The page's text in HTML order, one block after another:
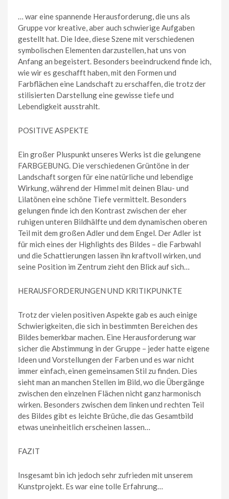
… war eine spannende Herausforderung, die uns als
Gruppe vor kreative, aber auch schwierige Aufgaben
gestellt hat. Die Idee, diese Szene mit verschiedenen
symbolischen Elementen darzustellen, hat uns von
Anfang an begeistert. Besonders beeindruckend finde ich,
wie wir es geschafft haben, mit den Formen und
Farbflächen eine Landschaft zu erschaffen, die trotz der
stilisierten Darstellung eine gewisse tiefe und
Lebendigkeit ausstrahlt.
POSITIVE ASPEKTE
Ein großer Pluspunkt unseres Werks ist die gelungene
FARBGEBUNG. Die verschiedenen Grüntöne in der
Landschaft sorgen für eine natürliche und lebendige
Wirkung, während der Himmel mit deinen Blau- und
Lilatönen eine schöne Tiefe vermittelt. Besonders
gelungen finde ich den Kontrast zwischen der eher
ruhigen unteren Bildhälfte und dem dynamischen oberen
Teil mit dem großen Adler und dem Engel. Der Adler ist
für mich eines der Highlights des Bildes – die Farbwahl
und die Schattierungen lassen ihn kraftvoll wirken, und
seine Position im Zentrum zieht den Blick auf sich…
HERAUSFORDERUNGEN UND KRITIKPUNKTE
Trotz der vielen positiven Aspekte gab es auch einige
Schwierigkeiten, die sich in bestimmten Bereichen des
Bildes bemerkbar machen. Eine Herausforderung war
sicher die Abstimmung in der Gruppe – jeder hatte eigene
Ideen und Vorstellungen der Farben und es war nicht
immer einfach, einen gemeinsamen Stil zu finden. Dies
sieht man an manchen Stellen im Bild, wo die Übergänge
zwischen den einzelnen Flächen nicht ganz harmonisch
wirken. Besonders zwischen dem linken und rechten Teil
des Bildes gibt es leichte Brüche, die das Gesamtbild
etwas uneinheitlich erscheinen lassen…
FAZIT
Insgesamt bin ich jedoch sehr zufrieden mit unserem
Kunstprojekt. Es war eine tolle Erfahrung…